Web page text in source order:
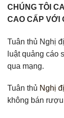
CHÚNG TÔI
CAO CẤP VỚI
Tuân thủ Nghị
luật quảng cáo
qua mạng.
Tuân thủ Nghị
không bán